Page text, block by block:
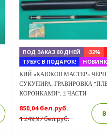
Next
Previous
ПОД ЗАКАЗ 80 ДНЕЙ -32%
ТУБУС В ПОДАРОК!
КИЙ «КАЮКОВ МАСТЕР»
СУКУПИРА, ГРАВИРОВКА
КОРОНКАМИ", 2 ЧАСТИ
1 249,97 бел.руб.
850,04 бел.руб.